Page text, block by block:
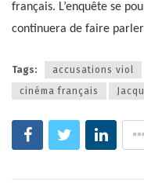
français. L’enquête se
continuera de faire
Tags: accusations viol
cinéma français